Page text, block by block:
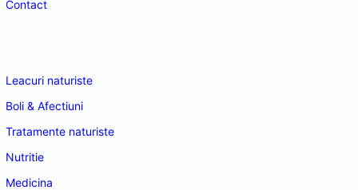
Contact
Leacuri naturiste
Boli & Afectiuni
Tratamente naturiste
Nutritie
Medicina